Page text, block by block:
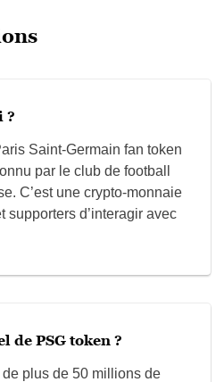
?
Saint-Germain fan token
par le club de football
C’est une crypto-monnaie
supporters d’interagir avec
de PSG token ?
plus de 50 millions de